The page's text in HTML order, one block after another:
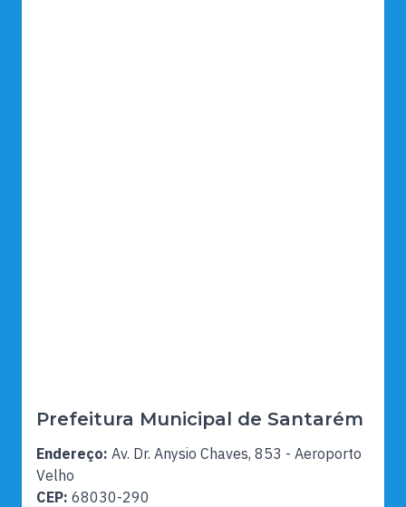
Prefeitura Municipal de Santarém
Endereço: Av. Dr. Anysio Chaves, 853 - Aeroporto
Velho
CEP: 68030-290